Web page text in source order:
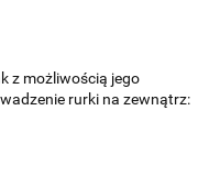
z możliwością jego
rurki na zewnątrz: